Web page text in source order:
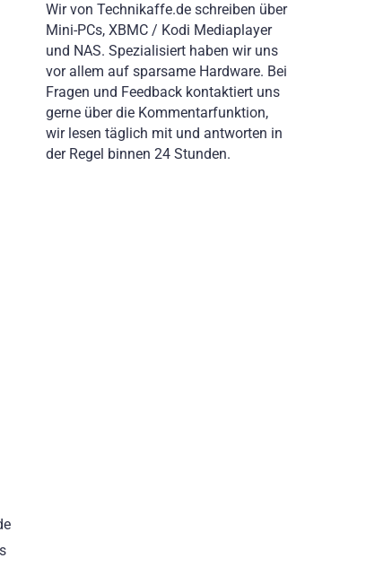
Wir von Technikaffe.de schreiben über
Mini-PCs, XBMC / Kodi Mediaplayer
und NAS. Spezialisiert haben wir uns
vor allem auf sparsame Hardware. Bei
Fragen und Feedback kontaktiert uns
gerne über die Kommentarfunktion,
wir lesen täglich mit und antworten in
der Regel binnen 24 Stunden.